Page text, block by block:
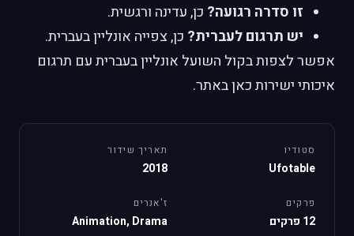
זו סדרה רגועה? כן, עדינה ורגשית.
יש תרגום לעברית? כן, צפייה אונליין בעברית.
אפשר לצפות בקול השועל אונליין בעברית עם תרגום
איכותי ישירות כאן באתר.
סטודיו
Ufotable
תאריך שידור
2018
פרקים
12 פרקים
ז'אנרים
Animation, Drama